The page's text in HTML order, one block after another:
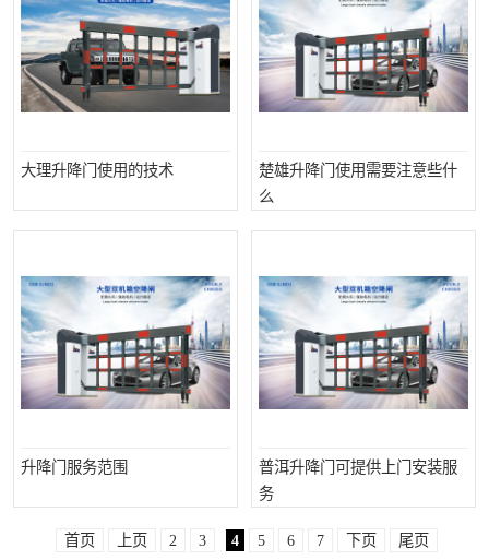
大理升降门使用的技术
楚雄升降门使用需要注意些什
么
升降门服务范围
普洱升降门可提供上门安装服
务
首页 上页 2 3 4 5 6 7 下页 尾页